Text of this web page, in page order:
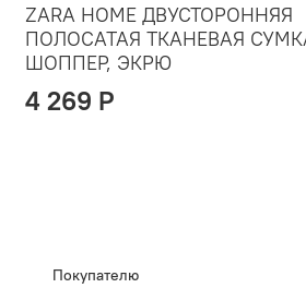
ZARA HOME ДВУСТОРОННЯЯ
ПОЛОСАТАЯ ТКАНЕВАЯ
ШОППЕР, ЭКРЮ
4 269 P
Покупателю